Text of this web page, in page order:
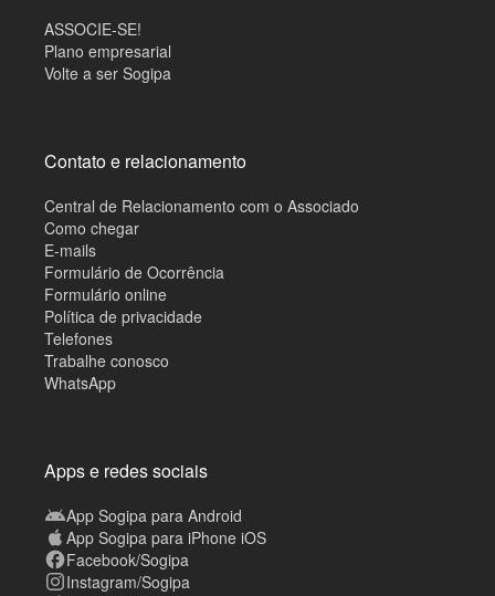
ASSOCIE-SE!
Plano empresarial
Volte a ser Sogipa
Contato e relacionamento
Central de Relacionamento com o Associado
Como chegar
E-mails
Formulário de Ocorrência
Formulário online
Política de privacidade
Telefones
Trabalhe conosco
WhatsApp
Apps e redes sociais
App Sogipa para Android
App Sogipa para iPhone iOS
Facebook/Sogipa
Instagram/Sogipa